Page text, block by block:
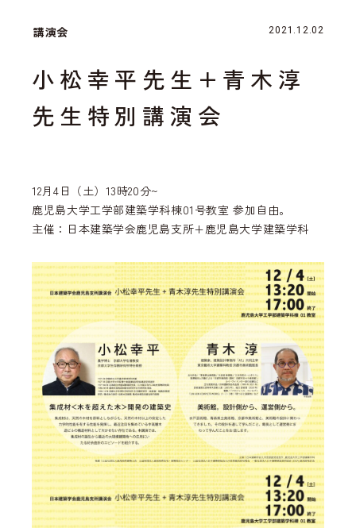
講演会 2021.12.02
小松幸平先生+青木淳
先生特別講演会
12月4日（土）13時20分~
鹿児島大学工学部建築学科棟01号教室 参加自由。
主催：日本建築学会鹿児島支所+鹿児島大学建築学科